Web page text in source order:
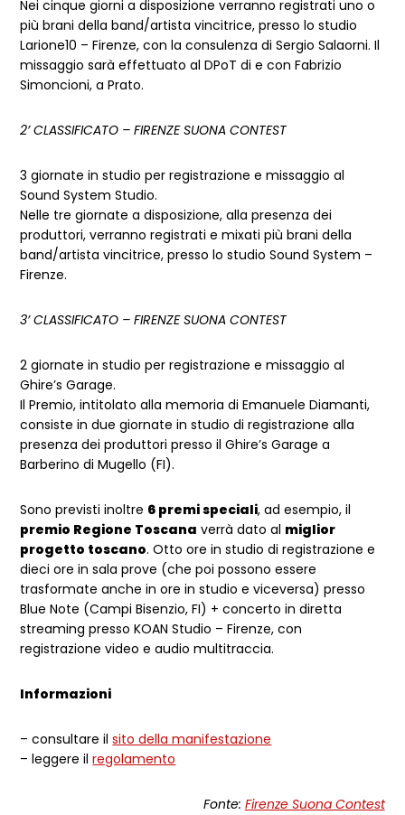
Nei cinque giorni a disposizione verranno registrati uno o
più brani della band/artista vincitrice, presso lo studio
Larione10 – Firenze, con la consulenza di Sergio Salaorni. Il
missaggio sarà effettuato al DPoT di e con Fabrizio
Simoncioni, a Prato.
2’ CLASSIFICATO – FIRENZE SUONA CONTEST
3 giornate in studio per registrazione e missaggio al
Sound System Studio.
Nelle tre giornate a disposizione, alla presenza dei
produttori, verranno registrati e mixati più brani della
band/artista vincitrice, presso lo studio Sound System –
Firenze.
3’ CLASSIFICATO – FIRENZE SUONA CONTEST
2 giornate in studio per registrazione e missaggio al
Ghire’s Garage.
Il Premio, intitolato alla memoria di Emanuele Diamanti,
consiste in due giornate in studio di registrazione alla
presenza dei produttori presso il Ghire’s Garage a
Barberino di Mugello (FI).
Sono previsti inoltre 6 premi speciali, ad esempio, il
premio Regione Toscana verrà dato al miglior
progetto toscano. Otto ore in studio di registrazione e
dieci ore in sala prove (che poi possono essere
trasformate anche in ore in studio e viceversa) presso
Blue Note (Campi Bisenzio, FI) + concerto in diretta
streaming presso KOAN Studio – Firenze, con
registrazione video e audio multitraccia.
Informazioni
– consultare ilsito della manifestazione
– leggere ilregolamento
Fonte: Firenze Suona Contest